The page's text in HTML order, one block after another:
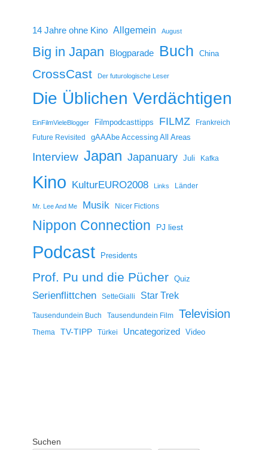
14 Jahre ohne Kino Allgemein August
Big in Japan Blogparade Buch China
CrossCast Der futurologische Leser
Die Üblichen Verdächtigen
EinFilmVieleBlogger Filmpodcasttipps FILMZ
Frankreich
Future Revisited
gAAAbe Accessing All Areas
Interview Japan Japanuary Juli Kafka
Kino KulturEURO2008 Links Länder
Mr. Lee And Me Musik Nicer Fictions
Nippon Connection PJ liest
Podcast Presidents
Prof. Pu und die Pücher Quiz
Serienflittchen SetteGialli Star Trek
Tausendundein Buch Tausendundein Film Television
Thema TV-TIPP Türkei Uncategorized Video
Suchen